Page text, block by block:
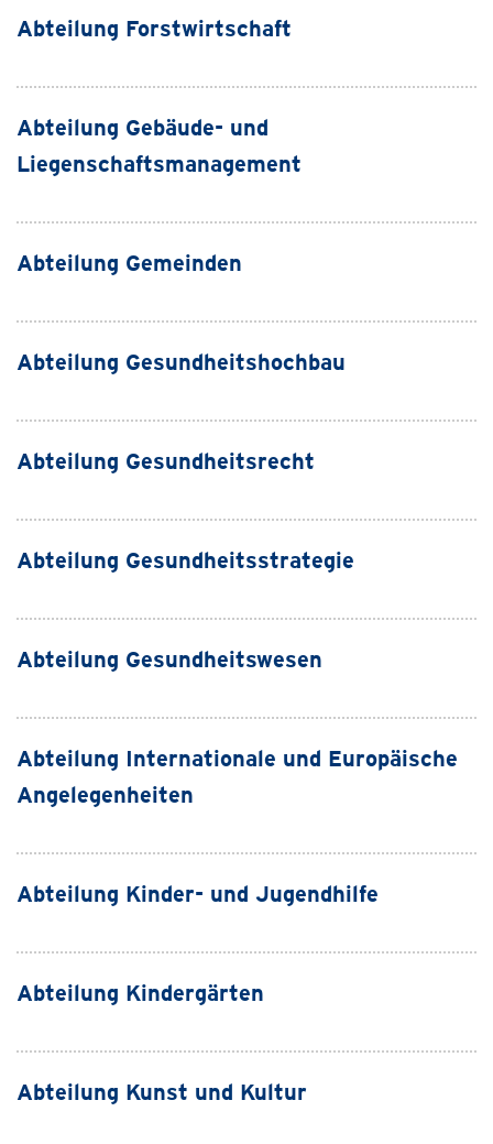
Abteilung Forstwirtschaft
Abteilung Gebäude- und
Liegenschaftsmanagement
Abteilung Gemeinden
Abteilung Gesundheitshochbau
Abteilung Gesundheitsrecht
Abteilung Gesundheitsstrategie
Abteilung Gesundheitswesen
Abteilung Internationale und Europäische
Angelegenheiten
Abteilung Kinder- und Jugendhilfe
Abteilung Kindergärten
Abteilung Kunst und Kultur